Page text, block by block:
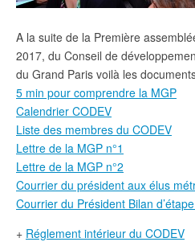
A la suite de la Première
2017, du Conseil de
du Grand Paris voilà les
5 min pour comprendre la MGP
Calendrier CODEV
Liste des membres du CODEV
Lettre de la MGP n°1
Lettre de la MGP n°2
Courrier du président aux élus
Courrier du Président Bilan
+ Réglement intérieur du CODEV